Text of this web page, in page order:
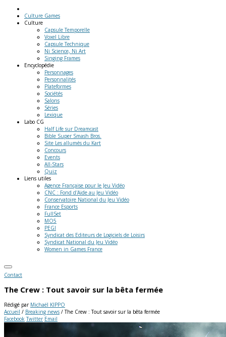
Culture Games
Culture
Capsule Temporelle
Voxel Libre
Capsule Technique
Ni Science, Ni Art
Singing Frames
Encyclopédie
Personnages
Personnalités
Plateformes
Sociétés
Salons
Séries
Lexique
Labo CG
Half Life sur Dreamcast
Bible Super Smash Bros.
Site Les allumés du Kart
Concours
Events
All-Stars
Quiz
Liens utiles
Agence Française pour le Jeu Vidéo
CNC : Fond d'Aide au Jeu Vidéo
Conservatoire National du Jeu Vidéo
France Esports
FullSet
MO5
PEGI
Syndicat des Editeurs de Logiciels de Loisirs
Syndicat National du Jeu Vidéo
Women in Games France
Contact
The Crew : Tout savoir sur la bêta fermée
Rédigé par Michaël KIPPO
Accueil / Breaking news / The Crew : Tout savoir sur la bêta fermée
Facebook Twitter Email